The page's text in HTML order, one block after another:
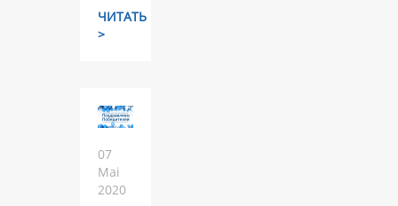
ЧИТАТЬ
>
07
Mai
2020